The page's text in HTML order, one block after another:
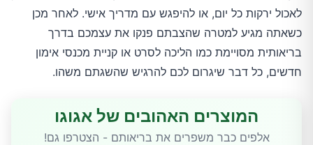
לאכול ירקות כל יום, או להיפגש עם מדריך אישי. לאחר מכן
כשאתה מגיע למטרה שהצבתם פנקו את עצמכם בדרך
בריאותית מסויימת כמו הליכה לסרט או קניית מכנסי אימון
חדשים, כל דבר שיגרום לכם להרגיש שהשגתם משהו.
המוצרים האהובים של אגוגו
אלפים כבר משפרים את בריאותם - הצטרפו גם!